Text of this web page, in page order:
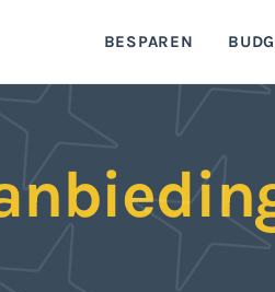
BESPAREN
Geld